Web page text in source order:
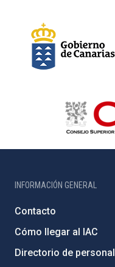
INFORMACIÓN GENERAL
Contacto
Cómo llegar al IAC
Directorio de personal